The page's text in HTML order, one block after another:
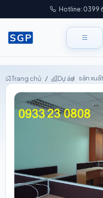
Hotline: 0399
Trang chủ Dự án sản